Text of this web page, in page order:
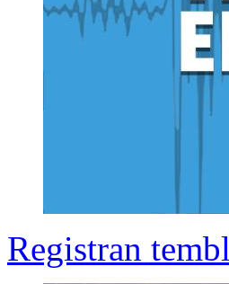
Registran